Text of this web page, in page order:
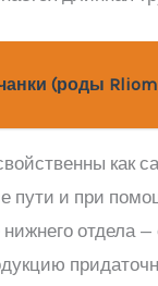
(роды
как
и при
отдела